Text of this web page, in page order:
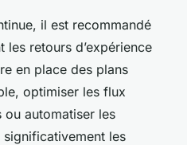
il est recommandé
les retours d’expérience
en place des plans
optimiser les flux
ou automatiser les
les